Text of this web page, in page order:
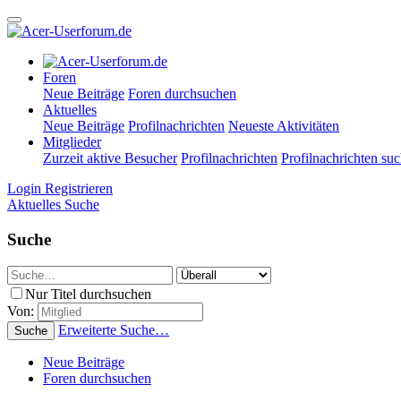
Foren
Neue Beiträge Foren durchsuchen
Aktuelles
Neue Beiträge Profilnachrichten Neueste Aktivitäten
Mitglieder
Zurzeit aktive Besucher Profilnachrichten Profilnachrichten
Login Registrieren
Aktuelles Suche
Suche
Nur Titel durchsuchen
Von:
Suche Erweiterte Suche…
Neue Beiträge
Foren durchsuchen